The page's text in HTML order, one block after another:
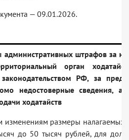
— 09.01.2026.
административных штрафов за
орган
РФ, за
недостоверные сведения, а
ходатайств
изменениям размеры налагаемых
до 50 тысяч рублей, для